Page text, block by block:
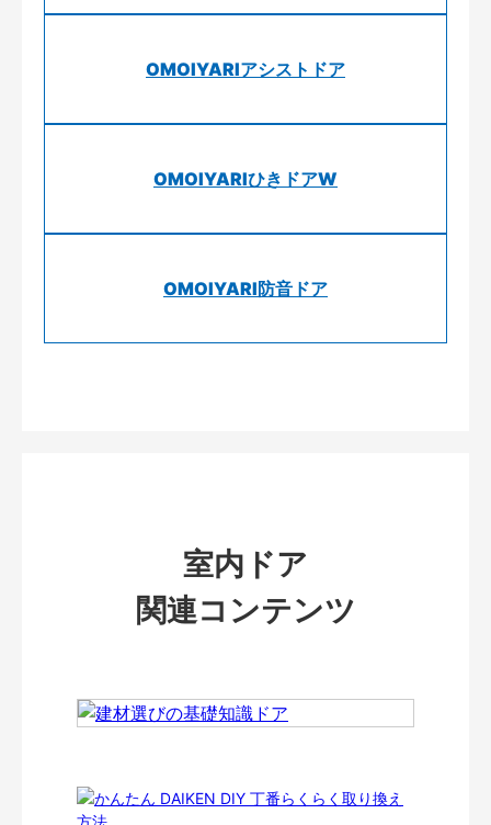
OMOIYARIアシストドア
OMOIYARIひきドアW
OMOIYARI防音ドア
室内ドア
関連コンテンツ